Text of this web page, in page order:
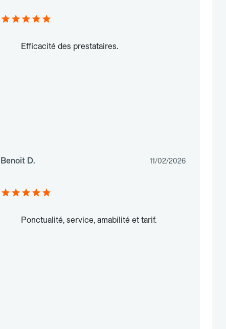
Efficacité des prestataires.
Benoit D. 11/02/2026
Ponctualité, service, amabilité et tarif.